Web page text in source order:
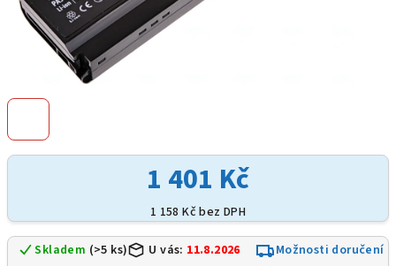
1 401 Kč
1 158 Kč bez DPH
Skladem (>5 ks) U vás: 11.8.2026
Možnosti doručení